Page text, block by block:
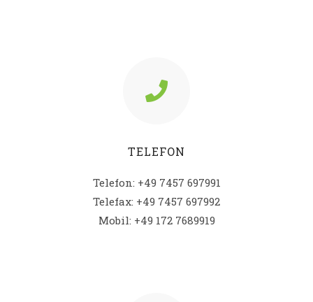
TELEFON
Telefon: +49 7457 697991
Telefax: +49 7457 697992
Mobil: +49 172 7689919